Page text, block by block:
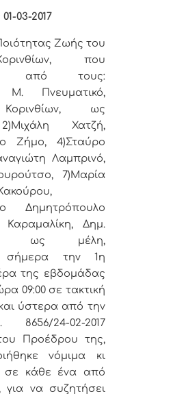
03-2017
Ζωής του
που
από τους:
Μ. Πνευματικό,
ως
Χατζή,
Ζήμο, 4)Σταύρο
Λαμπρινό,
7)Μαρία
Δημητρόπουλο
Καραμαλίκη, Δημ.
ως μέλη,
σήμερα την 1η
της εβδομάδας
09:00 σε τακτική
ύστερα από την
24-02-2017
Προέδρου της,
νόμιμα κι
σε κάθε ένα από
να συζητήσει